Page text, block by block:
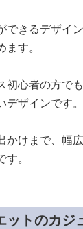
できるデザイ
す。
初心者の方で
ザインです。
かけまで、幅
。
ットのカジ